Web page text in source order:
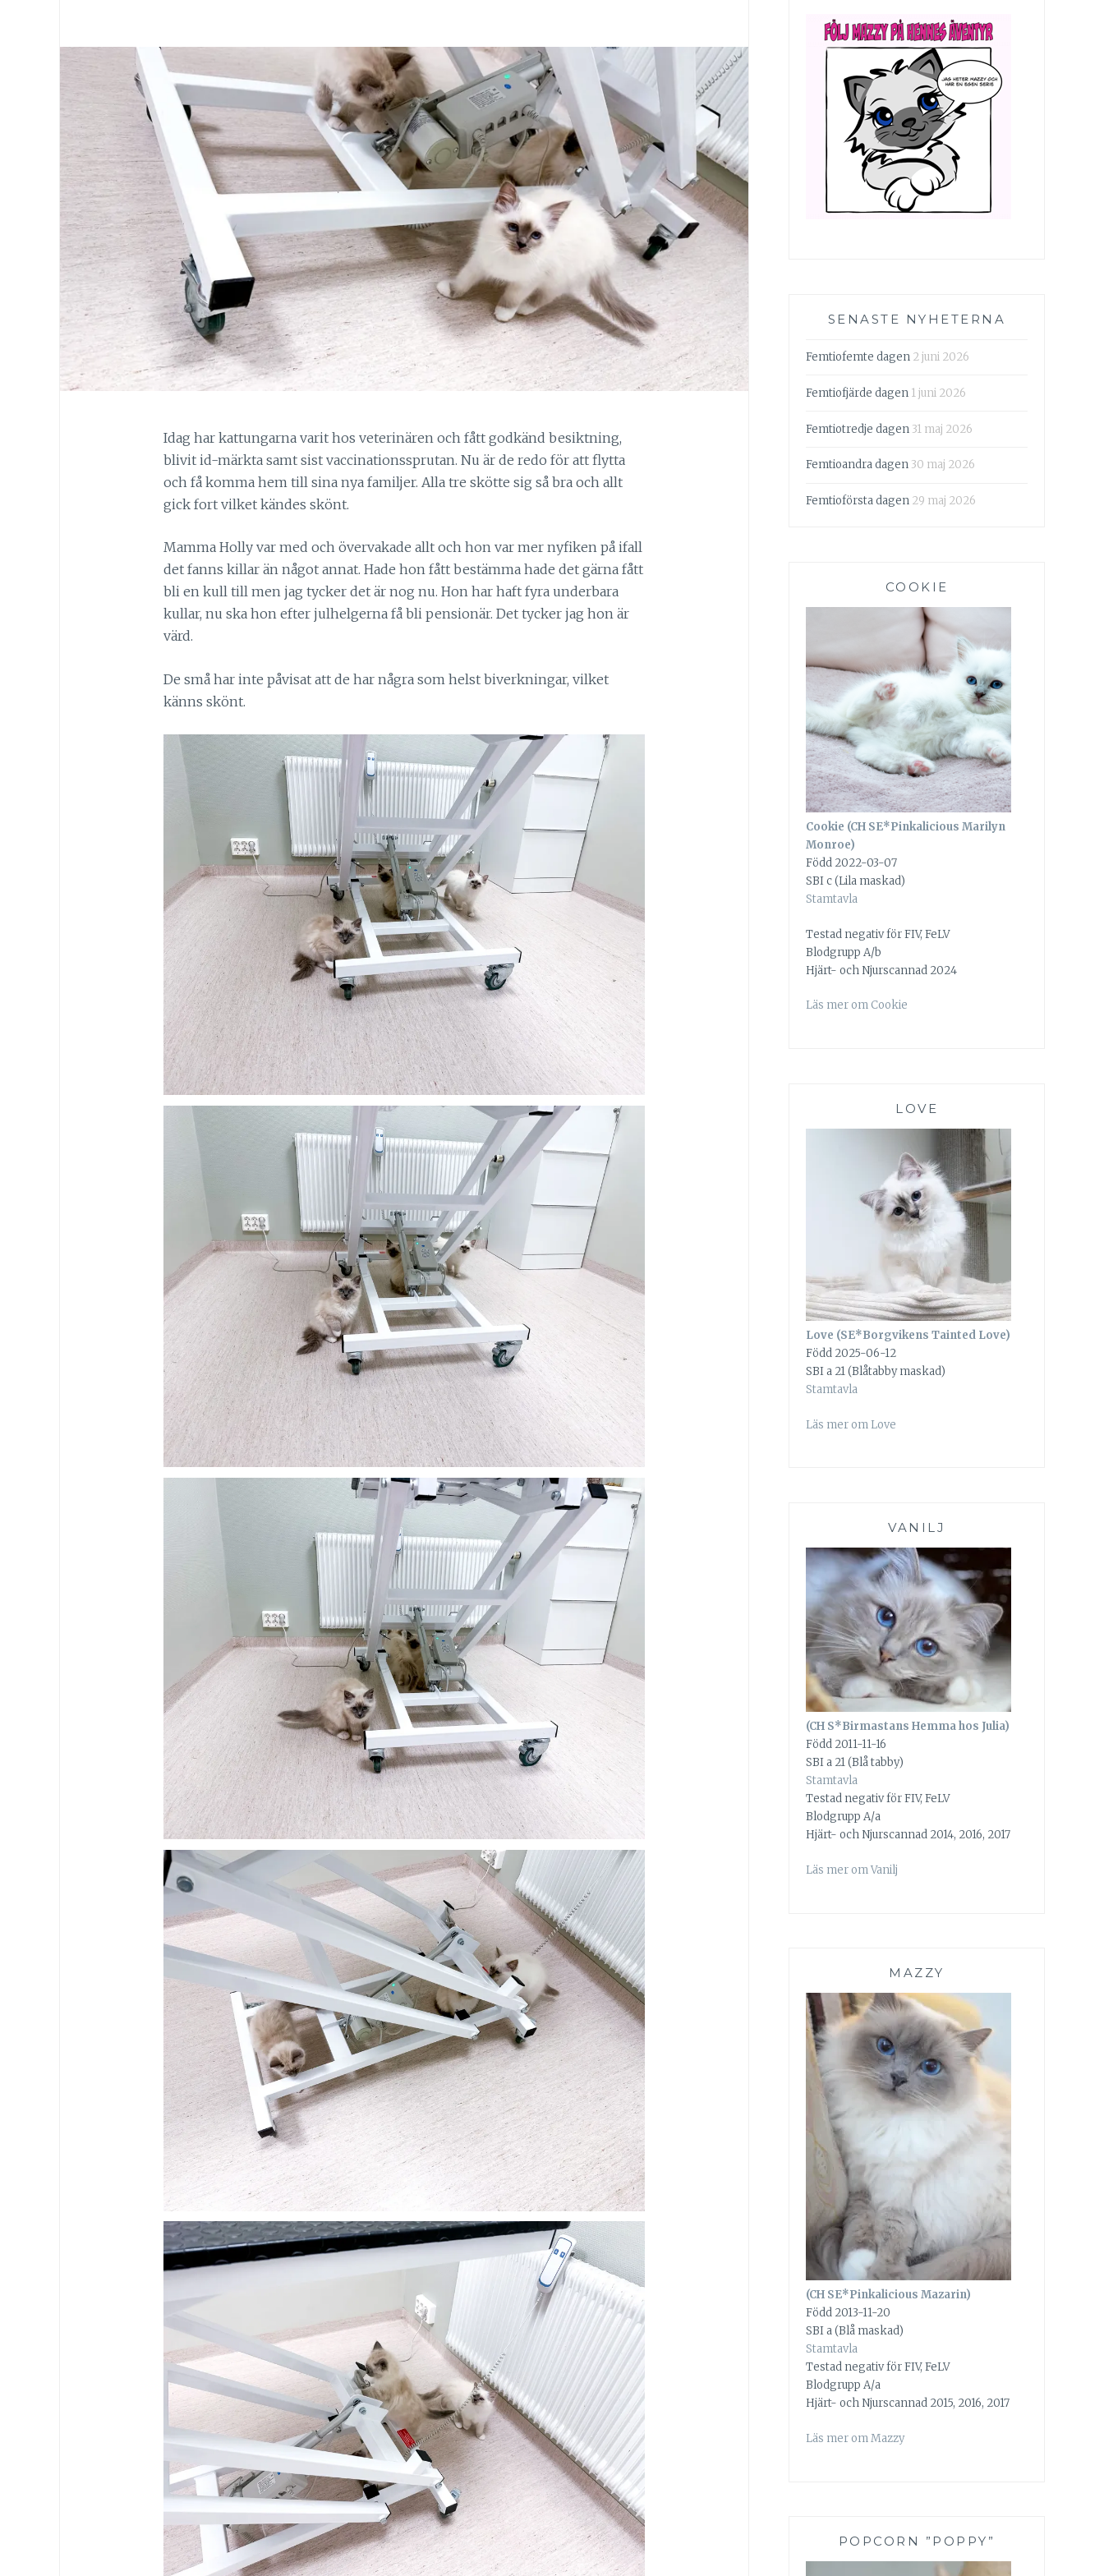
Idag har kattungarna varit hos veterinären och fått godkänd besiktning,
blivit id-märkta samt sist vaccinationssprutan. Nu är de redo för att flytta
och få komma hem till sina nya familjer. Alla tre skötte sig så bra och allt
gick fort vilket kändes skönt.
Mamma Holly var med och övervakade allt och hon var mer nyfiken på ifall
det fanns killar än något annat. Hade hon fått bestämma hade det gärna fått
bli en kull till men jag tycker det är nog nu. Hon har haft fyra underbara
kullar, nu ska hon efter julhelgerna få bli pensionär. Det tycker jag hon är
värd.
De små har inte påvisat att de har några som helst biverkningar, vilket
känns skönt.
SENASTE NYHETERNA
Femtiofemte dagen 2 juni 2026
Femtiofjärde dagen 1 juni 2026
Femtiotredje dagen 31 maj 2026
Femtioandra dagen 30 maj 2026
Femtioförsta dagen 29 maj 2026
COOKIE
Cookie (CH SE*Pinkalicious Marilyn
Monroe)
Född 2022-03-07
SBI c (Lila maskad)
Stamtavla
Testad negativ för FIV, FeLV
Blodgrupp A/b
Hjärt- och Njurscannad 2024
Läs mer om Cookie
LOVE
Love (SE*Borgvikens Tainted Love)
Född 2025-06-12
SBI a 21 (Blåtabby maskad)
Stamtavla
Läs mer om Love
VANILJ
(CH S*Birmastans Hemma hos Julia)
Född 2011-11-16
SBI a 21 (Blå tabby)
Stamtavla
Testad negativ för FIV, FeLV
Blodgrupp A/a
Hjärt- och Njurscannad 2014, 2016, 2017
Läs mer om Vanilj
MAZZY
(CH SE*Pinkalicious Mazarin)
Född 2013-11-20
SBI a (Blå maskad)
Stamtavla
Testad negativ för FIV, FeLV
Blodgrupp A/a
Hjärt- och Njurscannad 2015, 2016, 2017
Läs mer om Mazzy
POPCORN ”POPPY”